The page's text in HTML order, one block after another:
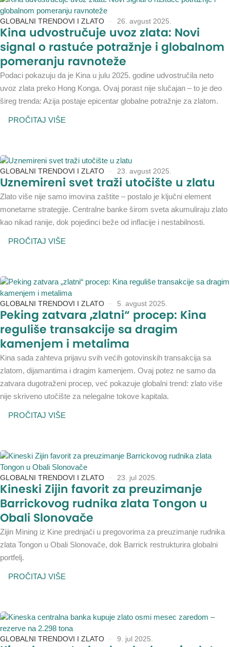
GLOBALNI TRENDOVI I ZLATO 26. avgust 2025.
Kina udvostručuje uvoz zlata: Novi
signal o rastuće potražnje i globalnom
pomeranju ravnoteže
Podaci pokazuju da je Kina u julu 2025. godine udvostručila neto
uvoz zlata preko Hong Konga. Ovaj porast nije slučajan – to je deo
šireg trenda: Azija postaje epicentar globalne potražnje za zlatom.
PROČITAJ VIŠE
GLOBALNI TRENDOVI I ZLATO 23. avgust 2025.
Uznemireni svet traži utočište u zlatu
Zlato više nije samo imovina zaštite – postalo je ključni element
monetarne strategije. Centralne banke širom sveta akumuliraju zlato
kao nikad ranije, dok pojedinci beže od inflacije i nestabilnosti.
PROČITAJ VIŠE
GLOBALNI TRENDOVI I ZLATO 5. avgust 2025.
Peking zatvara „zlatni“ procep: Kina
reguliše transakcije sa dragim
kamenjem i metalima
Kina sada zahteva prijavu svih većih gotovinskih transakcija sa
zlatom, dijamantima i dragim kamenjem. Ovaj potez ne samo da
zatvara dugotraženi procep, već pokazuje globalni trend: zlato više
nije skriveno utočište za nelegalne tokove kapitala.
PROČITAJ VIŠE
GLOBALNI TRENDOVI I ZLATO 23. jul 2025.
Kineski Zijin favorit za preuzimanje
Barrickovog rudnika zlata Tongon u
Obali Slonovače
Zijin Mining iz Kine prednjači u pregovorima za preuzimanje rudnika
zlata Tongon u Obali Slonovače, dok Barrick restrukturira globalni
portfelj.
PROČITAJ VIŠE
GLOBALNI TRENDOVI I ZLATO 9. jul 2025.